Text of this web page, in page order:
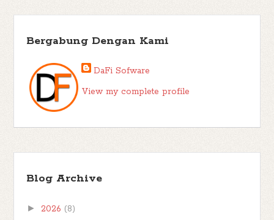
Bergabung Dengan Kami
DaFi Sofware
View my complete profile
Blog Archive
► 2026 (8)